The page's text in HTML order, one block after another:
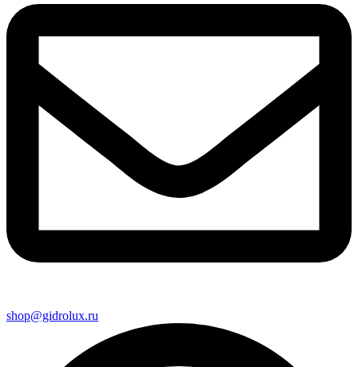
shop@gidrolux.ru